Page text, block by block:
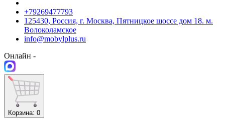
+79269477793
125430, Россия, г. Москва, Пятницкое шоссе дом 18. м.
Волоколамское
info@mobylplus.ru
Онлайн -
Корзина: 0